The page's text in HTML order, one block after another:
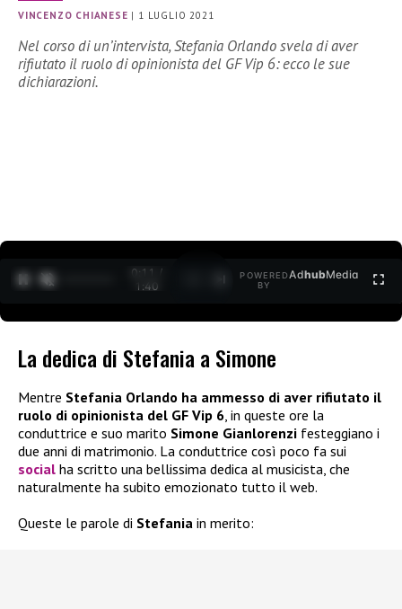
VINCENZO CHIANESE | 1 LUGLIO 2021
Nel corso di un’intervista, Stefania Orlando svela di aver
rifiutato il ruolo di opinionista del GF Vip 6: ecco le sue
dichiarazioni.
0:12 /
1:40
POWERED
BY
AdhubMedia
La dedica di Stefania a Simone
Mentre Stefania Orlando ha ammesso di aver rifiutato il
ruolo di opinionista del GF Vip 6, in queste ore la
conduttrice e suo marito Simone Gianlorenzi festeggiano i
due anni di matrimonio. La conduttrice così poco fa sui
social ha scritto una bellissima dedica al musicista, che
naturalmente ha subito emozionato tutto il web.
Queste le parole di Stefania in merito: